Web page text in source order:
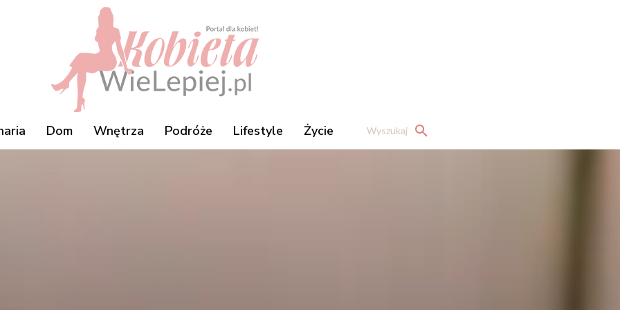
Dom Wnętrza Podróże Lifestyle Życie Wyszukaj